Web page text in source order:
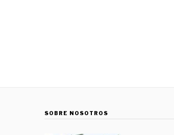
SOBRE NOSOTROS